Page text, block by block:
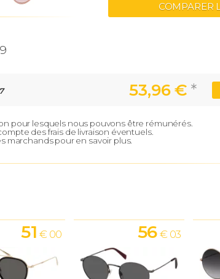
COMPARER
53,96 € *
pour lesquels nous pouvons être rémunérés.
des frais de livraison éventuels.
marchands pour en savoir plus.
51 € 00 56 € 03